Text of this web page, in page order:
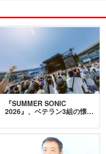
『SUMMER SONIC
2026』、ベテラン3組の懐…